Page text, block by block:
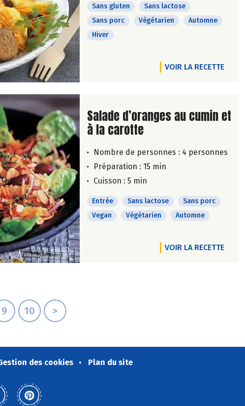
Sans gluten
Sans lactose
Sans porc
Végétarien
Automne
Hiver
VOIR LA RECETTE
Lire la suite de la recette
Salade d’oranges au cumin et
à la carotte
Nombre de personnes : 4 personnes
Préparation : 15 min
Cuisson : 5 min
Entrée Sans lactose
Sans porc
Vegan
Végétarien Automne
VOIR LA RECETTE
9 10 >
des cookies Plan du site